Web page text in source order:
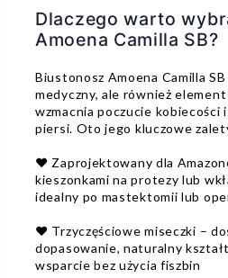
Dlaczego warto
Amoena Camilla SB?
Biustonosz Amoena Camilla
medyczny, ale również
wzmacnia poczucie
piersi. Oto jego kluczowe
❤️ Zaprojektowany dla
kieszonkami na protezy lub
idealny po mastektomii lub
❤️ Trzyczęściowe miseczki –
dopasowanie, naturalny
wsparcie bez użycia fiszbin